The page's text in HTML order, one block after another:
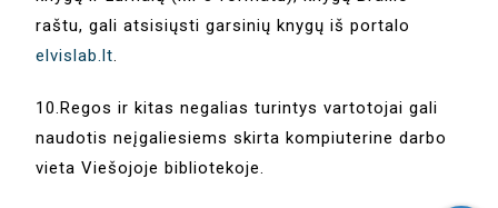
raštu, gali atsisiųsti garsinių knygų iš portalo
elvislab.lt.
10.Regos ir kitas negalias turintys vartotojai gali
naudotis neįgaliesiems skirta kompiuterine darbo
vieta Viešojoje bibliotekoje.